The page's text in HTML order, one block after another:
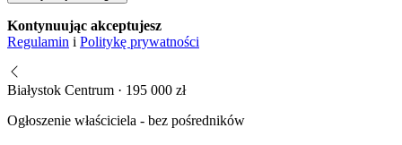
Kontynuując akceptujesz
Regulamin i Politykę prywatności
Białystok Centrum · 195 000 zł
Ogłoszenie właściciela - bez pośredników